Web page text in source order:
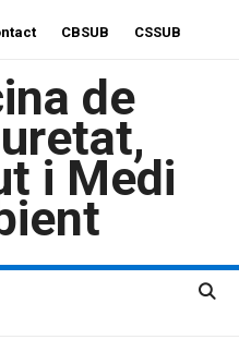
CBSUB CSSUB
de
i Medi